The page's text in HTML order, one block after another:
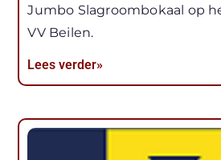
Jumbo Slagroombokaal op
VV Beilen.
Lees verder»